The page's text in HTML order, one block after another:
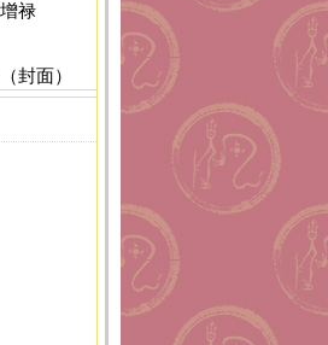
禄
封面）